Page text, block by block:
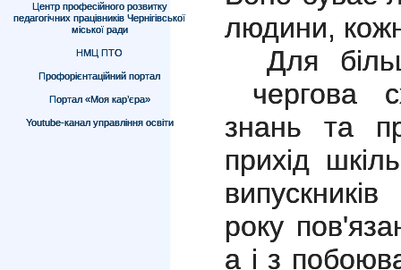
Центр професійного розвитку
педагогічних працівників Чернігівської
міської ради
НМЦ ПТО
Профорієнтаційний портал
Портал «Моя кар’єра»
Youtube-канал управління освіти
людини,
Для
чергова
знань та
прихід
року
а і з